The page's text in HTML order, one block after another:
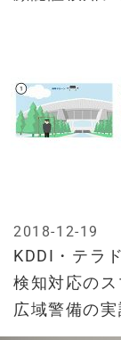
KDDI・テラ
検知対応の
広域警備の
2018-12-19